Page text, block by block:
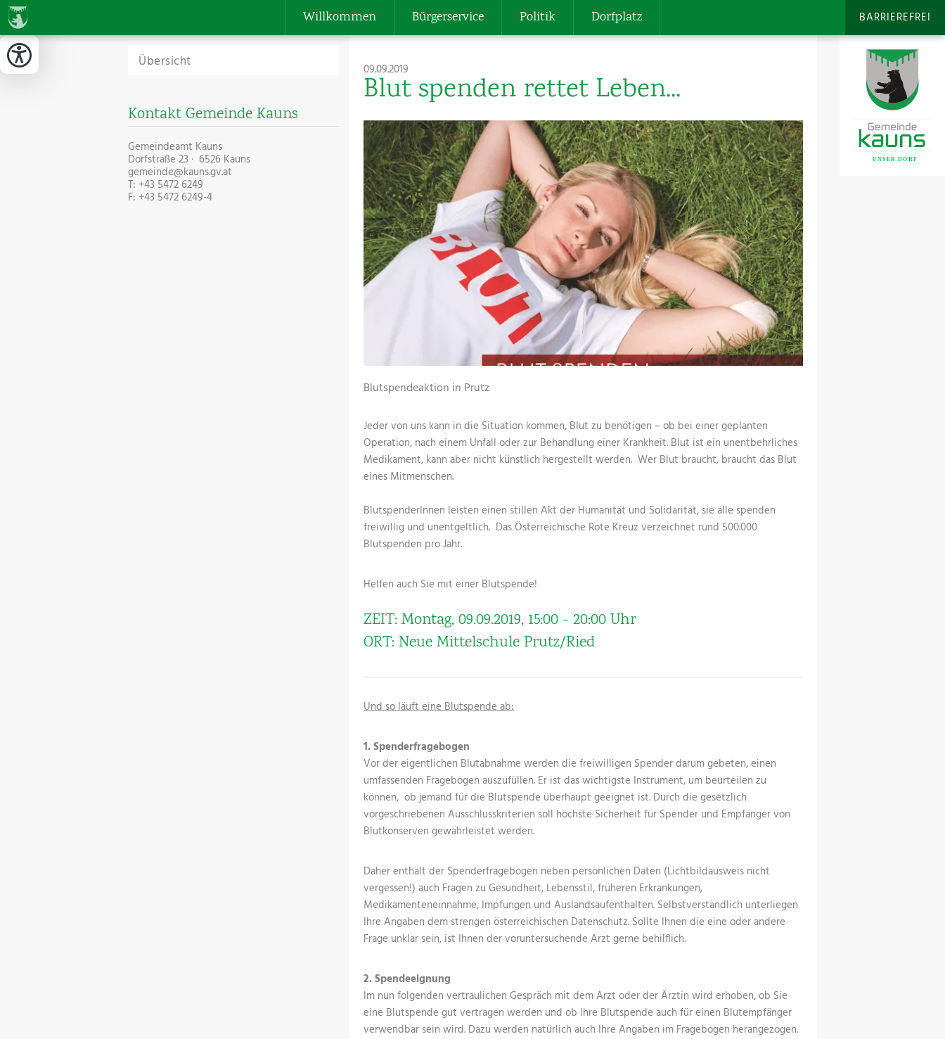
Willkommen Bürgerservice Politik Dorfplatz BARRIEREFREI
Übersicht
Kontakt Gemeinde Kauns
Gemeindeamt Kauns
Dorfstraße 23 · 6526 Kauns
gemeinde@kauns.gv.at
T: +43 5472 6249
F: +43 5472 6249-4
09.09.2019
Blut spenden rettet Leben...
Blutspendeaktion in Prutz
Jeder von uns kann in die Situation kommen, Blut zu benötigen – ob bei einer geplanten
Operation, nach einem Unfall oder zur Behandlung einer Krankheit. Blut ist ein unentbehrliches
Medikament, kann aber nicht künstlich hergestellt werden. Wer Blut braucht, braucht das Blut
eines Mitmenschen.
BlutspenderInnen leisten einen stillen Akt der Humanität und Solidarität, sie alle spenden
freiwillig und unentgeltlich. Das Österreichische Rote Kreuz verzeichnet rund 500.000
Blutspenden pro Jahr.
Helfen auch Sie mit einer Blutspende!
ZEIT: Montag, 09.09.2019, 15:00 - 20:00 Uhr
ORT: Neue Mittelschule Prutz/Ried
Und so läuft eine Blutspende ab:
1. Spenderfragebogen
Vor der eigentlichen Blutabnahme werden die freiwilligen Spender darum gebeten, einen
umfassenden Fragebogen auszufüllen. Er ist das wichtigste Instrument, um beurteilen zu
können, ob jemand für die Blutspende überhaupt geeignet ist. Durch die gesetzlich
vorgeschriebenen Ausschlusskriterien soll höchste Sicherheit für Spender und Empfänger von
Blutkonserven gewährleistet werden.
Daher enthält der Spenderfragebogen neben persönlichen Daten (Lichtbildausweis nicht
vergessen!) auch Fragen zu Gesundheit, Lebensstil, früheren Erkrankungen,
Medikamenteneinnahme, Impfungen und Auslandsaufenthalten. Selbstverständlich unterliegen
Ihre Angaben dem strengen österreichischen Datenschutz. Sollte Ihnen die eine oder andere
Frage unklar sein, ist Ihnen der voruntersuchende Arzt gerne behilflich.
2. Spendeeignung
Im nun folgenden vertraulichen Gespräch mit dem Arzt oder der Ärztin wird erhoben, ob Sie
eine Blutspende gut vertragen werden und ob Ihre Blutspende auch für einen Blutempfänger
verwendbar sein wird. Dazu werden natürlich auch Ihre Angaben im Fragebogen herangezogen.